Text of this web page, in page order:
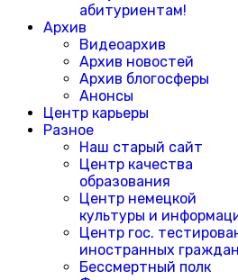
абитуриентам!
Архив
Видеоархив
Архив новостей
Архив блогосферы
Анонсы
Центр карьеры
Разное
Наш старый сайт
Центр качества
образования
Центр немецкой
культуры и
Центр гос.
иностранных граждан
Бессмертный полк